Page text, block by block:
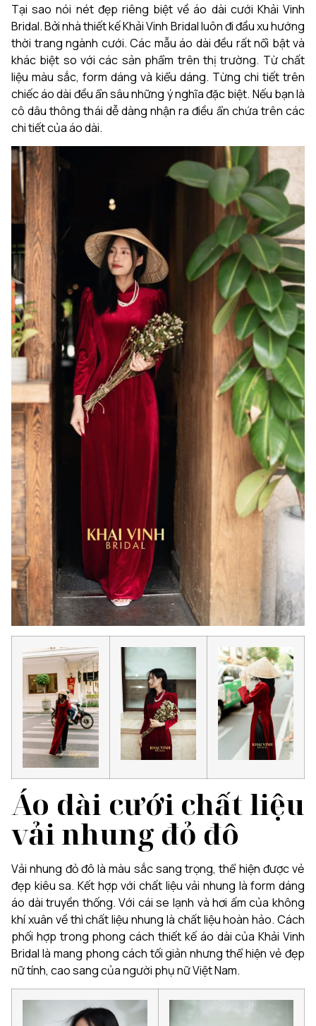
Tại sao nói nét đẹp riêng biệt về áo dài cưới Khải Vinh
Bridal. Bởi nhà thiết kế Khải Vinh Bridal luôn đi đầu xu hướng
thời trang ngành cưới. Các mẫu áo dài đều rất nổi bật và
khác biệt so với các sản phẩm trên thị trường. Từ chất
liệu màu sắc, form dáng và kiểu dáng. Từng chi tiết trên
chiếc áo dài đều ẩn sâu những ý nghĩa đặc biệt. Nếu bạn là
cô dâu thông thái dễ dàng nhận ra điều ẩn chứa trên các
chi tiết của áo dài.
Áo dài cưới chất liệu
vải nhung đỏ đô
Vải nhung đỏ đô là màu sắc sang trọng, thể hiện được vẻ
đẹp kiêu sa. Kết hợp với chất liệu vải nhung là form dáng
áo dài truyền thống. Với cái se lạnh và hơi ấm của không
khí xuân về thì chất liệu nhung là chất liệu hoàn hảo. Cách
phối hợp trong phong cách thiết kế áo dài của Khải Vinh
Bridal là mang phong cách tối giản nhưng thể hiện vẻ đẹp
nữ tính, cao sang của người phụ nữ Việt Nam.